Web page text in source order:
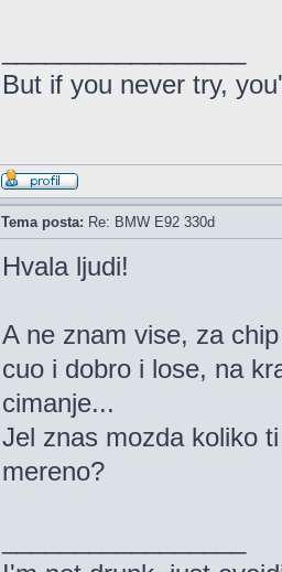
But if you never try,
Tema posta: Re: BMW E92 330d
Hvala ljudi!
A ne znam vise, za
cuo i dobro i lose, na
cimanje...
Jel znas mozda koliko
mereno?